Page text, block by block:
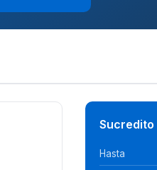
Sucredito
Hasta